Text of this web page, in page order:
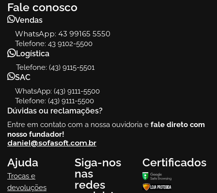
Fale conosco
Vendas
WhatsApp: 43 99165 5550
Telefone: 43 9102-5500
Logística
Telefone: (43) 9115-5501
SAC
WhatsApp: (43) 9111-5500
Telefone: (43) 9111-5500
Dúvidas ou reclamações?
Entre em contato com a nossa ouvidoria e fale direto com
nosso fundador!
daniel@sofasoft.com.br
Ajuda
Trocas e
devoluções
Siga-nos
nas
redes
Certificados